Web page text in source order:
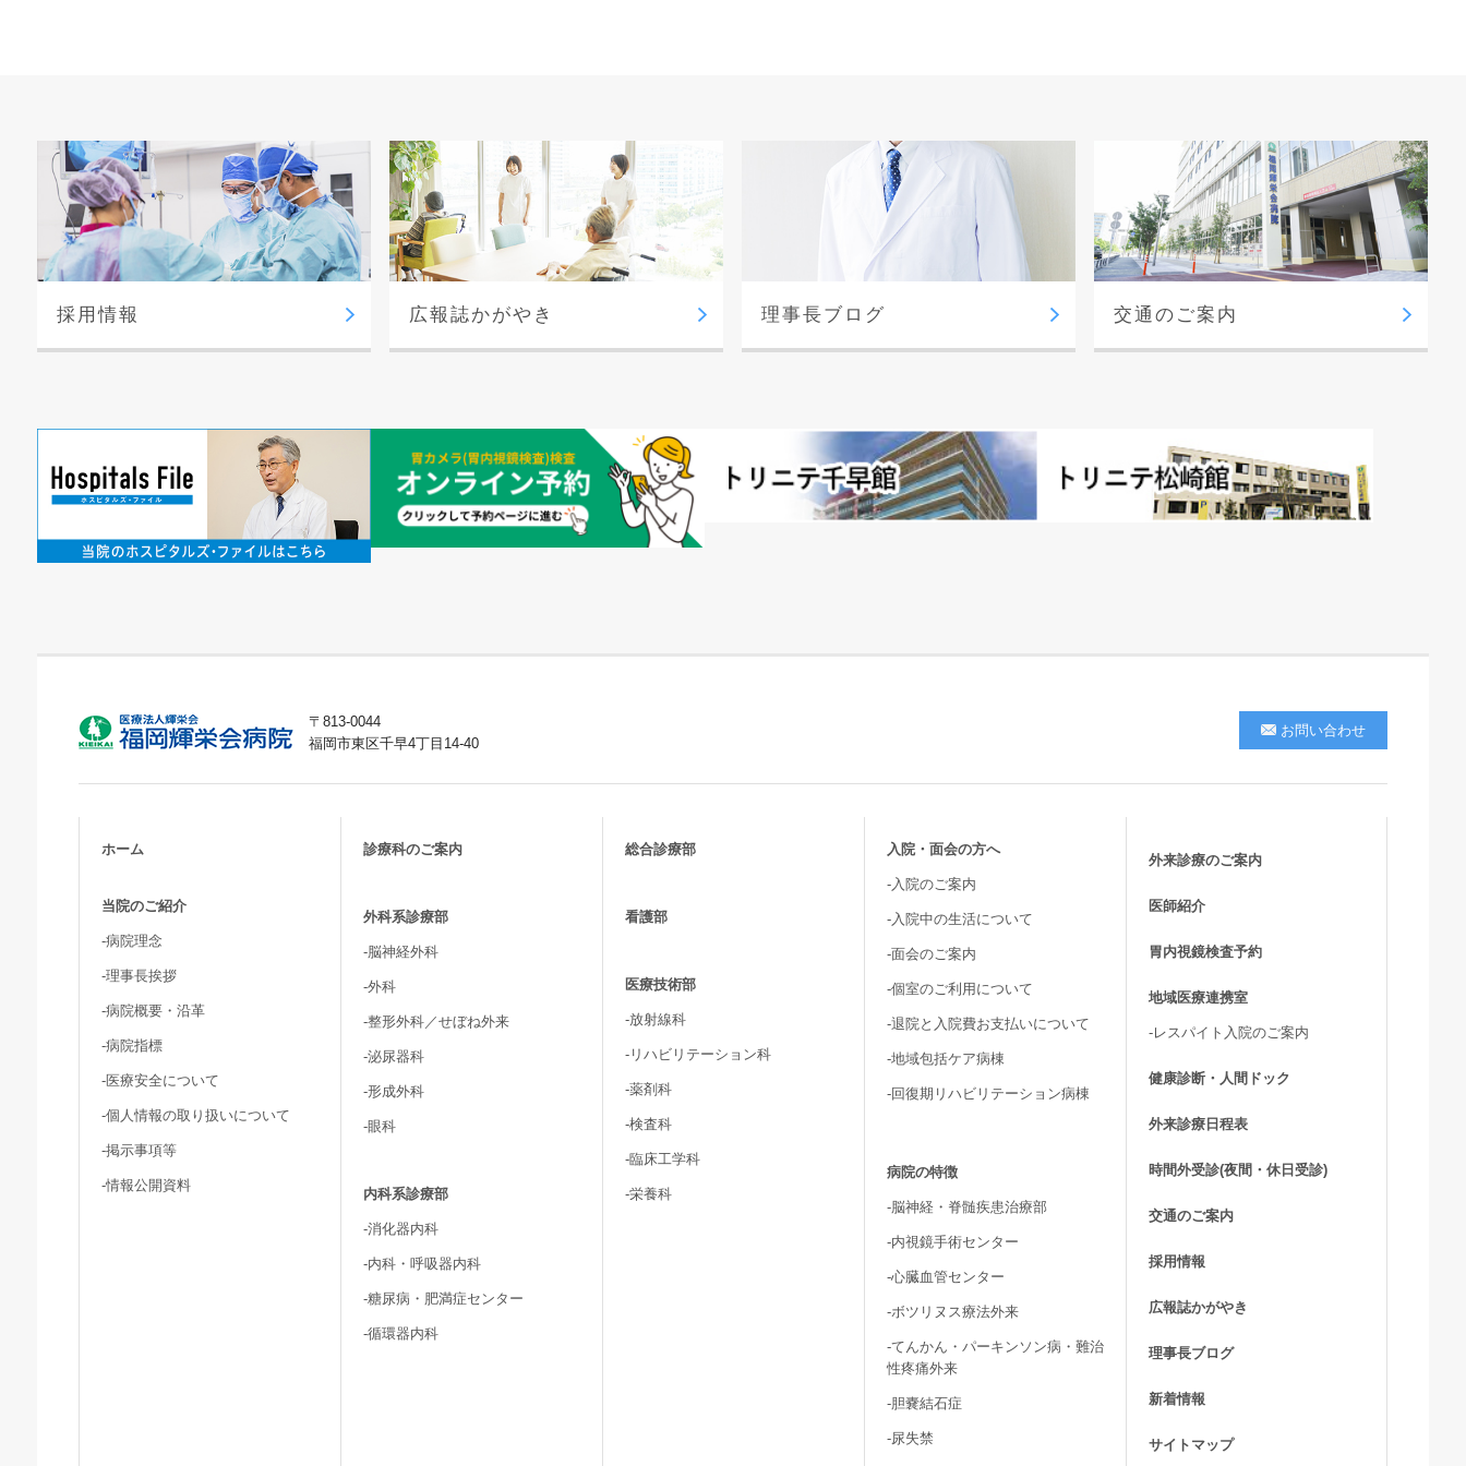
採用情報 広報誌かがやき 理事長ブログ 交通のご案内
〒813-0044
福岡市東区千早4丁目14-40
お問い合わせ
ホーム
当院のご紹介
-病院理念
-理事長挨拶
-病院概要・沿革
-病院指標
-医療安全について
-個人情報の取り扱いについて
-掲示事項等
-情報公開資料
診療科のご案内
外科系診療部
-脳神経外科
-外科
-整形外科／せぼね外来
-泌尿器科
-形成外科
-眼科
内科系診療部
-消化器内科
-内科・呼吸器内科
-糖尿病・肥満症センター
-循環器内科
総合診療部
看護部
医療技術部
-放射線科
-リハビリテーション科
-薬剤科
-検査科
-臨床工学科
-栄養科
入院・面会の方へ
-入院のご案内
-入院中の生活について
-面会のご案内
-個室のご利用について
-退院と入院費お支払いについて
-地域包括ケア病棟
-回復期リハビリテーション病棟
病院の特徴
-脳神経・脊髄疾患治療部
-内視鏡手術センター
-心臓血管センター
-ボツリヌス療法外来
-てんかん・パーキンソン病・難治
性疼痛外来
-胆嚢結石症
-尿失禁
外来診療のご案内
医師紹介
胃内視鏡検査予約
地域医療連携室
-レスパイト入院のご案内
健康診断・人間ドック
外来診療日程表
時間外受診(夜間・休日受診)
交通のご案内
採用情報
広報誌かがやき
理事長ブログ
新着情報
サイトマップ